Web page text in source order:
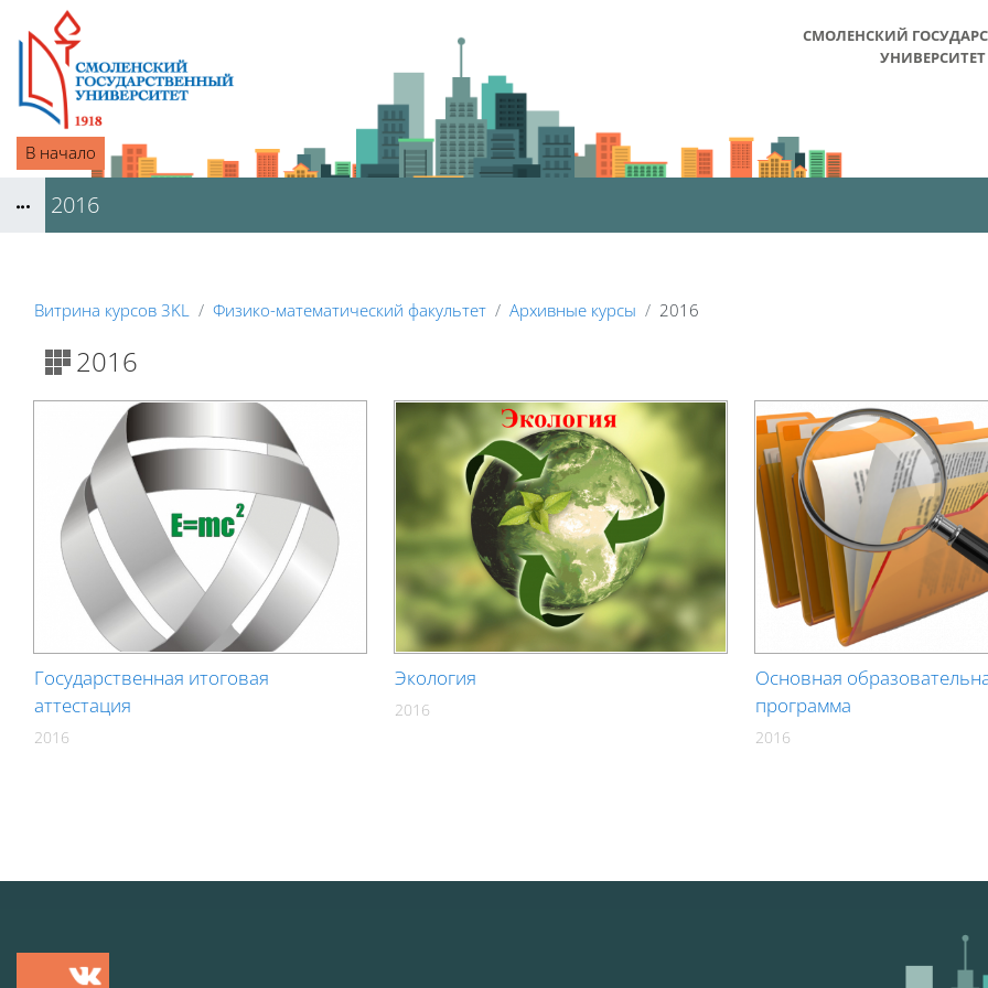
Перейти к основному содержанию
СМОЛЕНСКИЙ
УНИВЕРСИТЕТ
В начало
2016
Витрина курсов 3KL Физико-математический факультет Архивные курсы 2016
Блоки
2016
Государственная итоговая
аттестация
2016
Экология
2016
Основная
программа
2016